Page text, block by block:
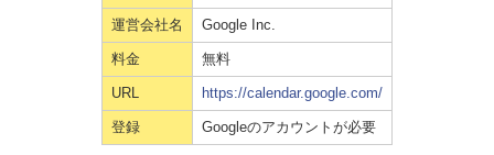
運営会社名 Google Inc.
料金 無料
URL https://calendar.google.com/
登録 Googleのアカウントが必要